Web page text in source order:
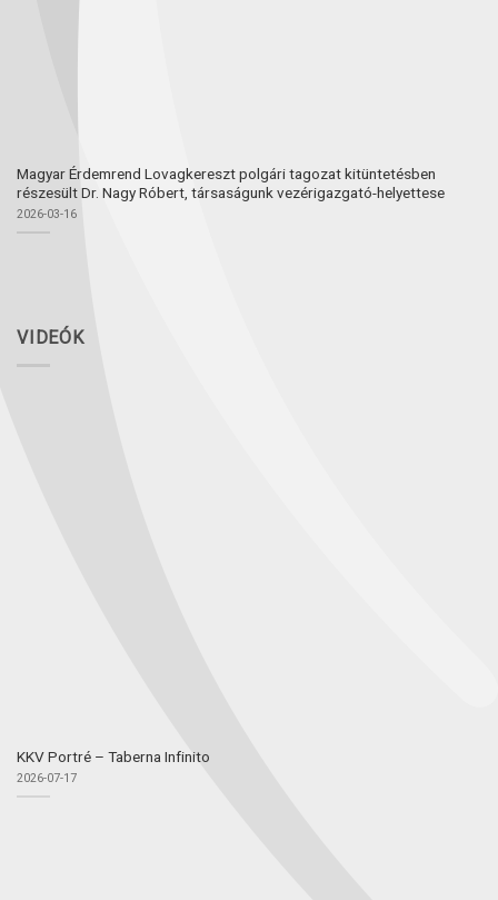
Magyar Érdemrend Lovagkereszt polgári tagozat kitüntetésben
részesült Dr. Nagy Róbert, társaságunk vezérigazgató-helyettese
2026-03-16
VIDEÓK
KKV Portré – Taberna Infinito
2026-07-17